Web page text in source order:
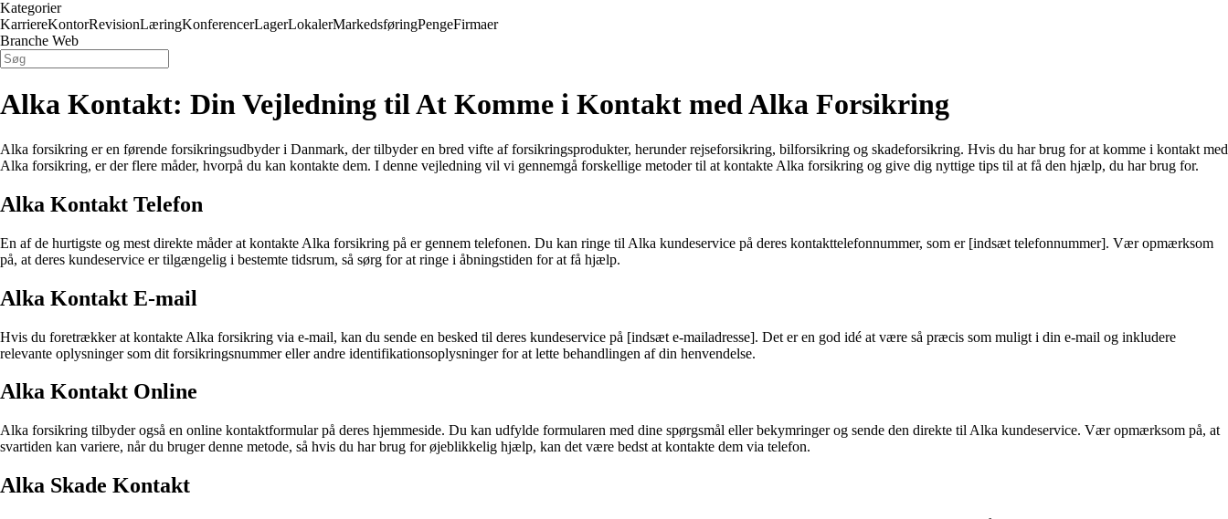
Kategorier
KarriereKontorRevisionLæringKonferencerLagerLokalerMarkedsføringPengeFirmaer
Branche Web
Alka Kontakt: Din Vejledning til At Komme i Kontakt med Alka Forsikring
Alka forsikring er en førende forsikringsudbyder i Danmark, der tilbyder en bred vifte af forsikringsprodukter, herunder rejseforsikring, bilforsikring og skadeforsikring. Hvis du har brug for at komme i kontakt med
Alka forsikring, er der flere måder, hvorpå du kan kontakte dem. I denne vejledning vil vi gennemgå forskellige metoder til at kontakte Alka forsikring og give dig nyttige tips til at få den hjælp, du har brug for.
Alka Kontakt Telefon
En af de hurtigste og mest direkte måder at kontakte Alka forsikring på er gennem telefonen. Du kan ringe til Alka kundeservice på deres kontakttelefonnummer, som er [indsæt telefonnummer]. Vær opmærksom
på, at deres kundeservice er tilgængelig i bestemte tidsrum, så sørg for at ringe i åbningstiden for at få hjælp.
Alka Kontakt E-mail
Hvis du foretrækker at kontakte Alka forsikring via e-mail, kan du sende en besked til deres kundeservice på [indsæt e-mailadresse]. Det er en god idé at være så præcis som muligt i din e-mail og inkludere
relevante oplysninger som dit forsikringsnummer eller andre identifikationsoplysninger for at lette behandlingen af din henvendelse.
Alka Kontakt Online
Alka forsikring tilbyder også en online kontaktformular på deres hjemmeside. Du kan udfylde formularen med dine spørgsmål eller bekymringer og sende den direkte til Alka kundeservice. Vær opmærksom på, at
svartiden kan variere, når du bruger denne metode, så hvis du har brug for øjeblikkelig hjælp, kan det være bedst at kontakte dem via telefon.
Alka Skade Kontakt